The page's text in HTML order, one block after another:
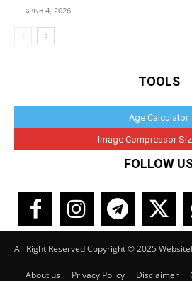
अगस्त 4, 2026
TOOLS
Age Calculator
Image Compressor
FOLLOW
All Right Reserved Copyright © 2025
About us Privacy Policy Disclaimer